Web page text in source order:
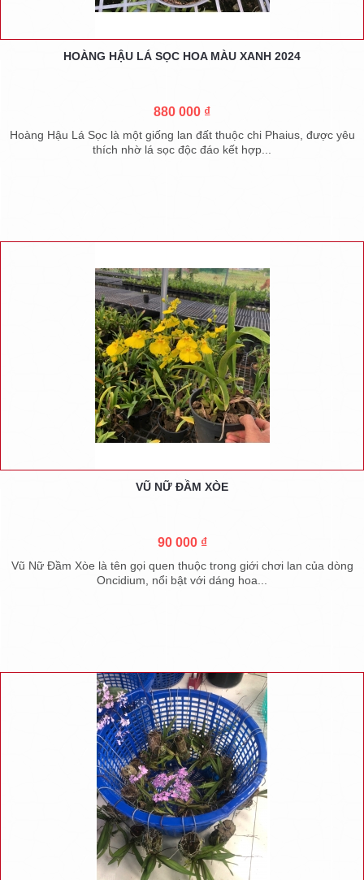
HOÀNG HẬU LÁ SỌC HOA MÀU XANH 2024
880 000 ₫
Hoàng Hậu Lá Sọc là một giống lan đất thuộc chi Phaius, được yêu
thích nhờ lá sọc độc đáo kết hợp...
VŨ NỮ ĐẦM XÒE
90 000 ₫
Vũ Nữ Đầm Xòe là tên gọi quen thuộc trong giới chơi lan của dòng
Oncidium, nổi bật với dáng hoa...